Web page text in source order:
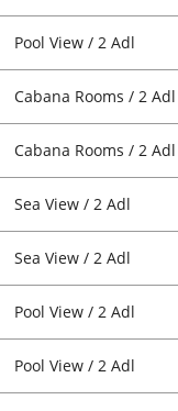
Pool View / 2 Adl
Cabana Rooms / 2 Adl
Cabana Rooms / 2 Adl
Sea View / 2 Adl
Sea View / 2 Adl
Pool View / 2 Adl
Pool View / 2 Adl